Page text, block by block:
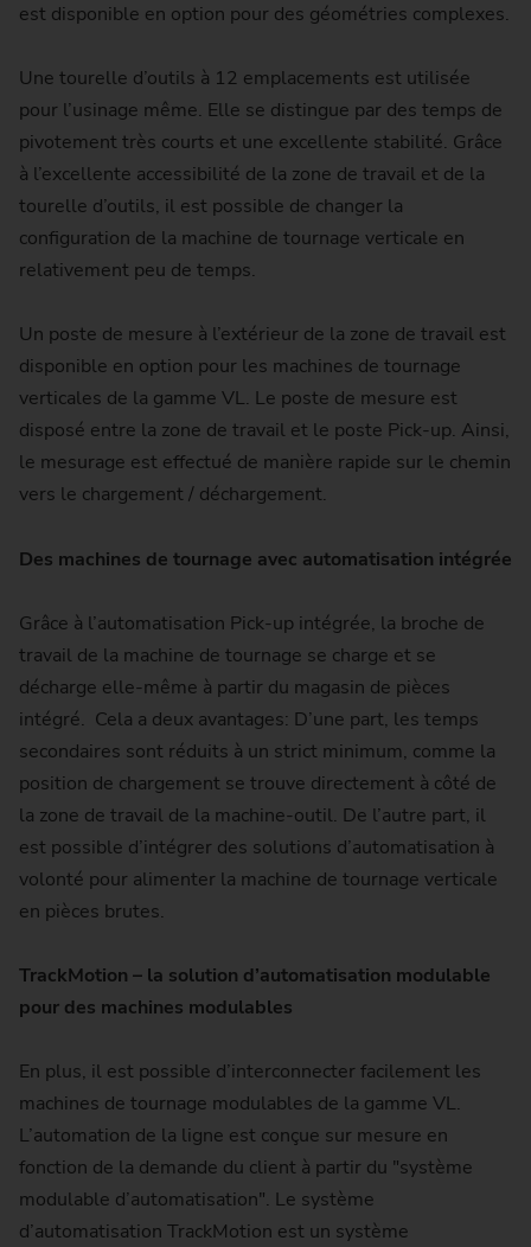
est disponible en option pour des géométries complexes.
Une tourelle d’outils à 12 emplacements est utilisée
pour l’usinage même. Elle se distingue par des temps de
pivotement très courts et une excellente stabilité. Grâce
à l’excellente accessibilité de la zone de travail et de la
tourelle d’outils, il est possible de changer la
configuration de la machine de tournage verticale en
relativement peu de temps.
Un poste de mesure à l’extérieur de la zone de travail est
disponible en option pour les machines de tournage
verticales de la gamme VL. Le poste de mesure est
disposé entre la zone de travail et le poste Pick-up. Ainsi,
le mesurage est effectué de manière rapide sur le chemin
vers le chargement / déchargement.
Des machines de tournage avec automatisation intégrée
Grâce à l’automatisation Pick-up intégrée, la broche de
travail de la machine de tournage se charge et se
décharge elle-même à partir du magasin de pièces
intégré. Cela a deux avantages: D’une part, les temps
secondaires sont réduits à un strict minimum, comme la
position de chargement se trouve directement à côté de
la zone de travail de la machine-outil. De l’autre part, il
est possible d’intégrer des solutions d’automatisation à
volonté pour alimenter la machine de tournage verticale
en pièces brutes.
TrackMotion – la solution d’automatisation modulable
pour des machines modulables
En plus, il est possible d’interconnecter facilement les
machines de tournage modulables de la gamme VL.
L’automation de la ligne est conçue sur mesure en
fonction de la demande du client à partir du "système
modulable d’automatisation". Le système
d’automatisation TrackMotion est un système